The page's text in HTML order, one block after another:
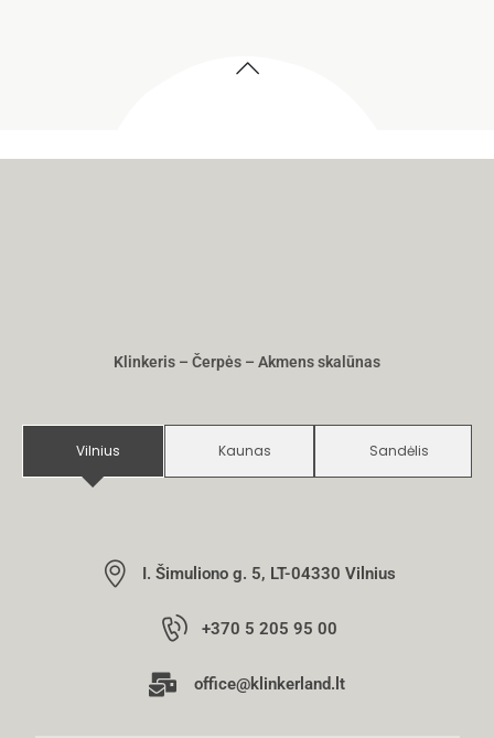
Klinkeris – Čerpės – Akmens skalūnas
Vilnius Kaunas Sandėlis
I. Šimuliono g. 5, LT-04330 Vilnius
+370 5 205 95 00
office@klinkerland.lt